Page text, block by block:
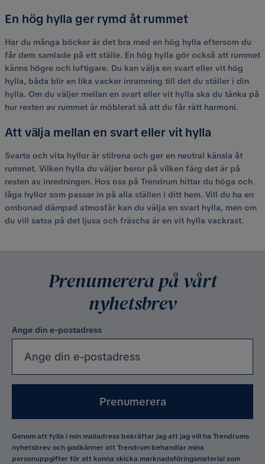
En hög hylla ger rymd åt rummet
Har du många böcker är det bra med en hög hylla eftersom du
får dem samlade på ett ställe. En hög hylla gör också att rummet
känns högre och luftigare. Du kan välja en svart eller vit hög
hylla, båda blir en lika vacker inramning till det du ställer i din
hylla. Om du väljer mellan en svart eller vit hylla ska du tänka på
hur resten av rummet är möblerat så att du får rätt harmoni.
Att välja mellan en svart eller vit hylla
Svarta och vita hyllor är stilrena och ger en neutral känsla åt
rummet. Vilken hylla du väljer beror på vilken färg det är på
resten av inredningen. Hos oss på Trendrum hittar du höga och
låga hyllor som passar in på alla ställen i ditt hem. Vill du ha en
ombonad dämpad atmosfär kan du välja en svart hylla, men om
du vill satsa på det ljusa och fräscha är en vit hylla vackrast.
Prenumerera på vårt
nyhetsbrev
Ange din e-postadress
Prenumerera
Genom att fylla i min mailadress bekräftar jag att jag vill ha Trendrums
nyhetsbrev och godkänner att Trendrum behandlar mina
personuppgifter för att kunna skicka marknadsföringsmaterial som